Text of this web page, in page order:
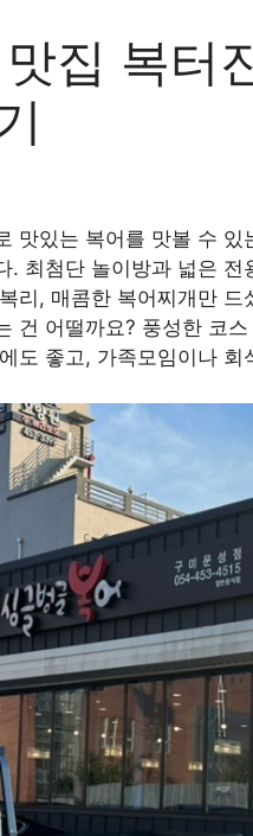
집 복터
맛있는 복어를 맛볼 수
. 최첨단 놀이방과 넓은
리, 매콤한 복어찌개만
건 어떨까요? 풍성한 코
도 좋고, 가족모임이나